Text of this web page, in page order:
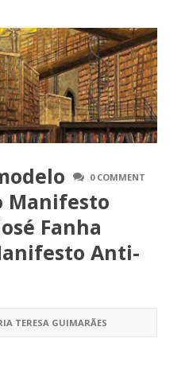
0 COMMENT
Manifesto
Fanha
Anti-
TERESA GUIMARÃES